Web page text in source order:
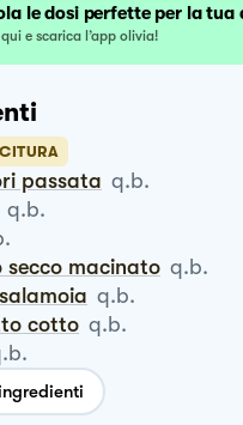
le dosi perfette per la tua
e scarica l’app olivia!
passata q.b.
q.b.
secco macinato q.b.
salamoia q.b.
cotto q.b.